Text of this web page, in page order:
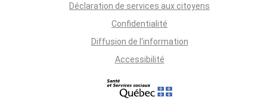
Déclaration de services aux citoyens
Confidentialité
Diffusion de l'information
Accessibilité